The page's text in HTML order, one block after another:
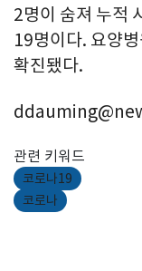
2명이 숨져 누적
19명이다. 요양
확진됐다.
관련 키워드
코로나19
코로나